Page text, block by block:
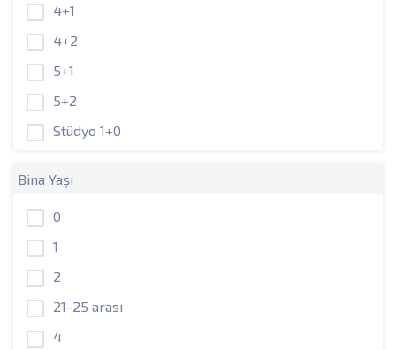
4+1
4+2
5+1
5+2
Stüdyo 1+0
Bina Yaşı
0
1
2
21-25 arası
4